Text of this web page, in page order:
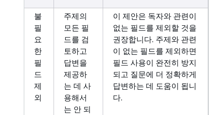
불
필
요
한
필
드
제
외
주제의
모든 필
드를 검
토하고
답변을
제공하
는 데 사
용해서
는 안 되
이 제안은 독자와 관련이
없는 필드를 제외할 것을
권장합니다. 주제와 관련
이 없는 필드를 제외하면
필드 사용이 완전히 방지
되고 질문에 더 정확하게
답변하는 데 도움이 됩니
다.